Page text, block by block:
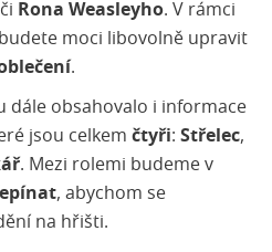
či Rona Weasleyho. V rámci
moci libovolně upravit
.
dále obsahovalo i informace
jsou celkem čtyři: Střelec,
. Mezi rolemi budeme v
, abychom se
na hřišti.